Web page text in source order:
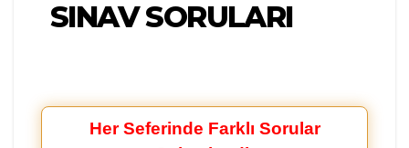
SINAV SORULARI
Her Seferinde Farklı Sorular